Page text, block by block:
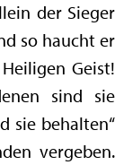
der Sieger
so haucht er
Geist!
sind sie
sie behalten“
vergeben.